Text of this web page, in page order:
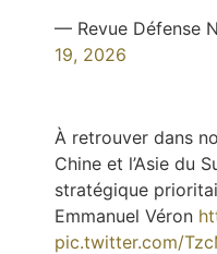
— Revue Défense
19, 2026
À retrouver dans
Chine et l’Asie du
stratégique
Emmanuel Véron
pic.twitter.com/